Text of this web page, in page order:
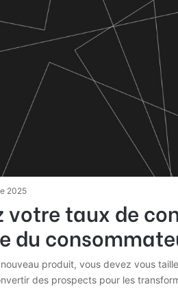
2025
votre taux de
du
produit, vous devez vous
des prospects pour les